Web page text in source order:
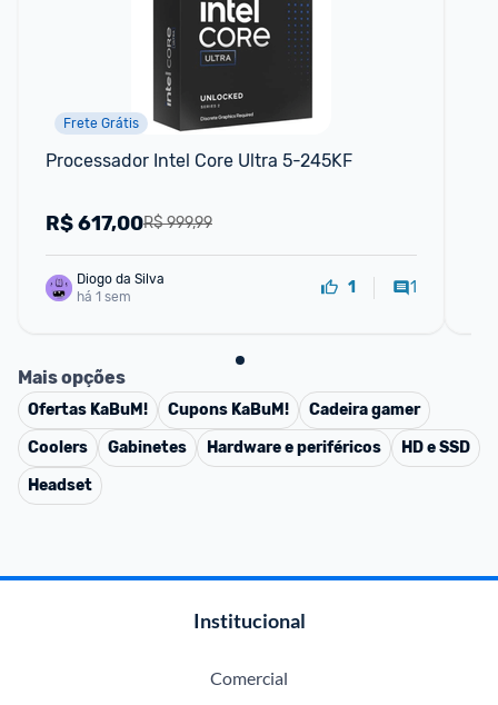
Frete Grátis
Processador Intel Core Ultra 5-245KF
R$ 999,99
R$617,00
Diogo da Silva
há 1 sem
1 1
Mais opções
Ofertas KaBuM! Cupons KaBuM!
Cadeira gamer
Coolers
Gabinetes Hardware e periféricos
HD e SSD
Headset
Institucional
Comercial